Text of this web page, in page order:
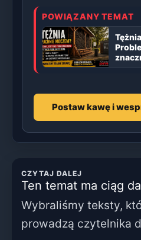
POWIĄZANY TEMAT
Postaw kawę i
CZYTAJ DALEJ
Ten temat ma ciąg
Wybraliśmy teksty,
prowadzą czytelnika